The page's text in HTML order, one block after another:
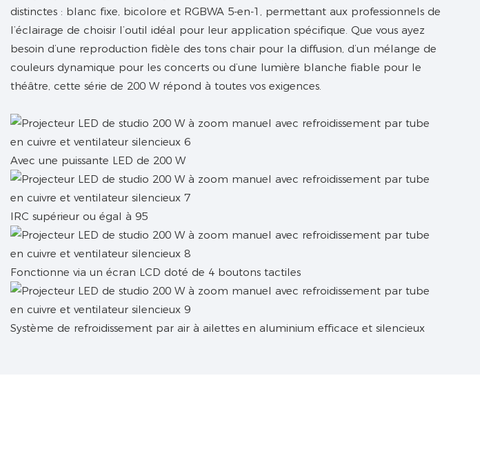
distinctes : blanc fixe, bicolore et RGBWA 5-en-1, permettant aux professionnels de
l’éclairage de choisir l’outil idéal pour leur application spécifique. Que vous ayez
besoin d’une reproduction fidèle des tons chair pour la diffusion, d’un mélange de
couleurs dynamique pour les concerts ou d’une lumière blanche fiable pour le
théâtre, cette série de 200 W répond à toutes vos exigences.
Avec une puissante LED de 200 W
IRC supérieur ou égal à 95
Fonctionne via un écran LCD doté de 4 boutons tactiles
Système de refroidissement par air à ailettes en aluminium efficace et silencieux